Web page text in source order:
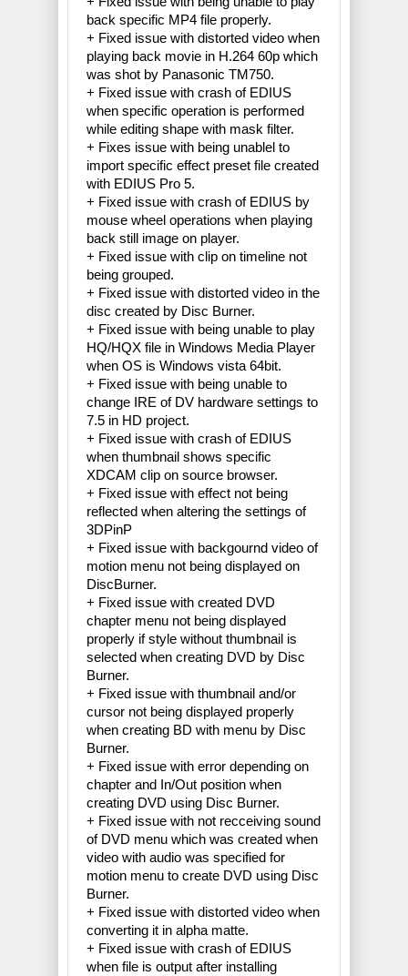
back specific MP4 file properly.
+ Fixed issue with distorted video when
playing back movie in H.264 60p which
was shot by Panasonic TM750.
+ Fixed issue with crash of EDIUS
when specific operation is performed
while editing shape with mask filter.
+ Fixes issue with being unablel to
import specific effect preset file created
with EDIUS Pro 5.
+ Fixed issue with crash of EDIUS by
mouse wheel operations when playing
back still image on player.
+ Fixed issue with clip on timeline not
being grouped.
+ Fixed issue with distorted video in the
disc created by Disc Burner.
+ Fixed issue with being unable to play
HQ/HQX file in Windows Media Player
when OS is Windows vista 64bit.
+ Fixed issue with being unable to
change IRE of DV hardware settings to
7.5 in HD project.
+ Fixed issue with crash of EDIUS
when thumbnail shows specific
XDCAM clip on source browser.
+ Fixed issue with effect not being
reflected when altering the settings of
3DPinP
+ Fixed issue with backgournd video of
motion menu not being displayed on
DiscBurner.
+ Fixed issue with created DVD
chapter menu not being displayed
properly if style without thumbnail is
selected when creating DVD by Disc
Burner.
+ Fixed issue with thumbnail and/or
cursor not being displayed properly
when creating BD with menu by Disc
Burner.
+ Fixed issue with error depending on
chapter and In/Out position when
creating DVD using Disc Burner.
+ Fixed issue with not recceiving sound
of DVD menu which was created when
video with audio was specified for
motion menu to create DVD using Disc
Burner.
+ Fixed issue with distorted video when
converting it in alpha matte.
+ Fixed issue with crash of EDIUS
when file is output after installing